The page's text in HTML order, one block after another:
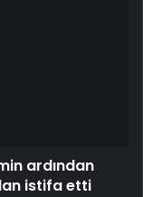
ardından
istifa etti